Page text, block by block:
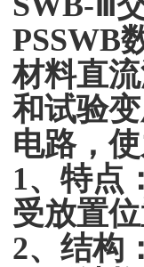
PSSWB
材料直
和试验
电路，
1、特点
受放置
2、结构